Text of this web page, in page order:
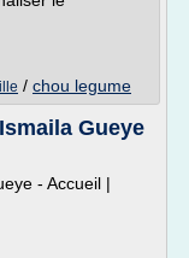
/ chou legume
Gueye
- Accueil |